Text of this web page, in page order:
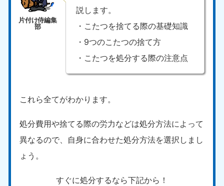
説します。
・こたつを捨てる際の基礎知識
・9つのこたつの捨て方
・こたつを処分する際の注意点
これら全てがわかります。
処分費用や捨てる際の労力などは処分方法によって
異なるので、自身に合わせた処分方法を選択しまし
ょう。
すぐに処分するなら下記から！